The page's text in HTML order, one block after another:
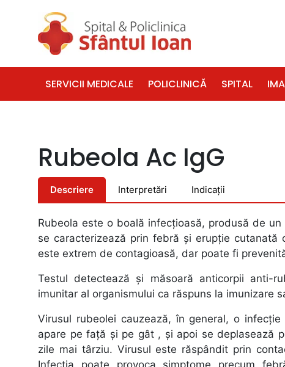
SERVICII MEDICALE POLICLINICĂ SPITAL
Rubeola Ac IgG
Descriere Interpretări Indicații
Rubeola este o boală infecțioasă, produsă de
se caracterizează prin febră și erupție
este extrem de contagioasă, dar poate fi
Testul detectează și măsoară anticorpii anti-
imunitar al organismului ca răspuns la imunizare
Virusul rubeolei cauzează, în general, o
apare pe față și pe gât , și apoi se deplasează
zile mai târziu. Virusul este răspândit prin
Infecția poate provoca simptome precum